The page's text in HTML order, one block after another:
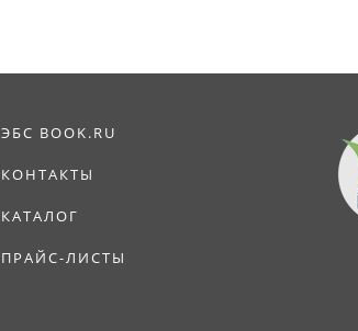
ЭБС BOOK.RU
КОНТАКТЫ
КАТАЛОГ
ПРАЙС-ЛИСТЫ